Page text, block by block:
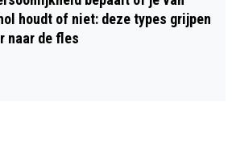
houdt of niet: deze types grijpen
naar de fles